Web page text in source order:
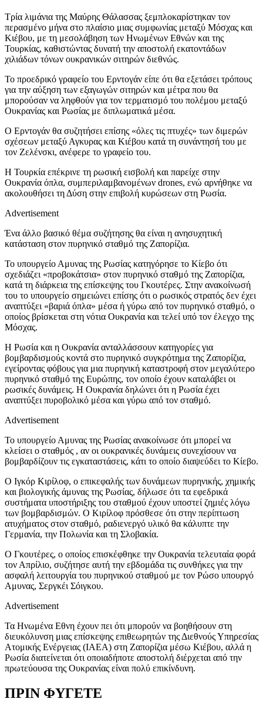
Τρία λιμάνια της Μαύρης Θάλασσας ξεμπλοκαρίστηκαν τον
περασμένο μήνα στο πλαίσιο μιας συμφωνίας μεταξύ Μόσχας και
Κιέβου, με τη μεσολάβηση των Ηνωμένων Εθνών και της
Τουρκίας, καθιστώντας δυνατή την αποστολή εκατοντάδων
χιλιάδων τόνων ουκρανικών σιτηρών διεθνώς.
Το προεδρικό γραφείο του Ερντογάν είπε ότι θα εξετάσει τρόπους
για την αύξηση των εξαγωγών σιτηρών και μέτρα που θα
μπορούσαν να ληφθούν για τον τερματισμό του πολέμου μεταξύ
Ουκρανίας και Ρωσίας με διπλωματικά μέσα.
Ο Ερντογάν θα συζητήσει επίσης «όλες τις πτυχές» των διμερών
σχέσεων μεταξύ Αγκυρας και Κιέβου κατά τη συνάντησή του με
τον Ζελένσκι, ανέφερε το γραφείο του.
Η Τουρκία επέκρινε τη ρωσική εισβολή και παρείχε στην
Ουκρανία όπλα, συμπεριλαμβανομένων drones, ενώ αρνήθηκε να
ακολουθήσει τη Δύση στην επιβολή κυρώσεων στη Ρωσία.
Advertisement
Ένα άλλο βασικό θέμα συζήτησης θα είναι η ανησυχητική
κατάσταση στον πυρηνικό σταθμό της Ζαπορίζια.
Το υπουργείο Αμυνας της Ρωσίας κατηγόρησε το Κίεβο ότι
σχεδιάζει «προβοκάτσια» στον πυρηνικό σταθμό της Ζαπορίζια,
κατά τη διάρκεια της επίσκεψης του Γκουτέρες. Στην ανακοίνωσή
του το υπουργείο σημειώνει επίσης ότι ο ρωσικός στρατός δεν έχει
αναπτύξει «βαριά όπλα» μέσα ή γύρω από τον πυρηνικό σταθμό, ο
οποίος βρίσκεται στη νότια Ουκρανία και τελεί υπό τον έλεγχο της
Μόσχας.
Η Ρωσία και η Ουκρανία ανταλλάσσουν κατηγορίες για
βομβαρδισμούς κοντά στο πυρηνικό συγκρότημα της Ζαπορίζια,
εγείροντας φόβους για μια πυρηνική καταστροφή στον μεγαλύτερο
πυρηνικό σταθμό της Ευρώπης, τον οποίο έχουν καταλάβει οι
ρωσικές δυνάμεις. Η Ουκρανία δηλώνει ότι η Ρωσία έχει
αναπτύξει πυροβολικό μέσα και γύρω από τον σταθμό.
Advertisement
Το υπουργείο Αμυνας της Ρωσίας ανακοίνωσε ότι μπορεί να
κλείσει ο σταθμός , αν οι ουκρανικές δυνάμεις συνεχίσουν να
βομβαρδίζουν τις εγκαταστάσεις, κάτι το οποίο διαψεύδει το Κίεβο.
Ο Ιγκόρ Κιρίλοφ, ο επικεφαλής των δυνάμεων πυρηνικής, χημικής
και βιολογικής άμυνας της Ρωσίας, δήλωσε ότι τα εφεδρικά
συστήματα υποστήριξης του σταθμού έχουν υποστεί ζημιές λόγω
των βομβαρδισμών. Ο Κιρίλοφ πρόσθεσε ότι στην περίπτωση
ατυχήματος στον σταθμό, ραδιενεργό υλικό θα κάλυπτε την
Γερμανία, την Πολωνία και τη Σλοβακία.
Ο Γκουτέρες, ο οποίος επισκέφθηκε την Ουκρανία τελευταία φορά
τον Απρίλιο, συζήτησε αυτή την εβδομάδα τις συνθήκες για την
ασφαλή λειτουργία του πυρηνικού σταθμού με τον Ρώσο υπουργό
Αμυνας, Σεργκέι Σόιγκου.
Advertisement
Τα Ηνωμένα Εθνη έχουν πει ότι μπορούν να βοηθήσουν στη
διευκόλυνση μιας επίσκεψης επιθεωρητών της Διεθνούς Υπηρεσίας
Ατομικής Ενέργειας (IAEA) στη Ζαπορίζια μέσω Κιέβου, αλλά η
Ρωσία διατείνεται ότι οποιαδήποτε αποστολή διέρχεται από την
πρωτεύουσα της Ουκρανίας είναι πολύ επικίνδυνη.
ΠΡΙΝ ΦΥΓΕΤΕ